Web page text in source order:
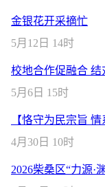
金银花开采摘忙
5月12日 14时
校地合作促融合 结
5月6日 15时
【恪守为民宗旨
4月30日 10时
2026柴桑区“力源·